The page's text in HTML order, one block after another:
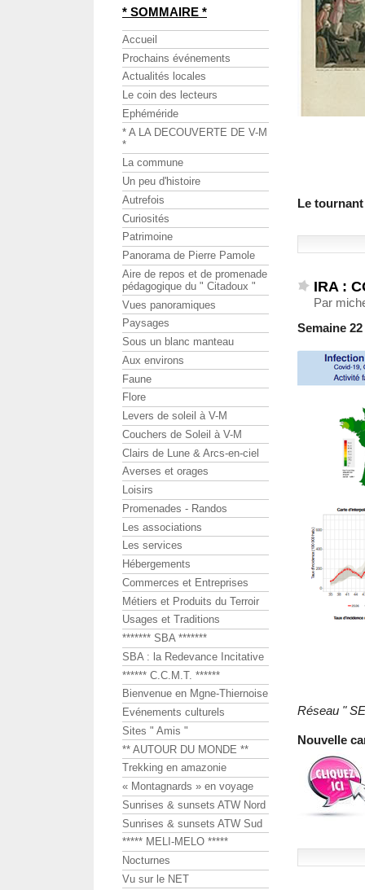
Le
IRA :
Par
Semaine 22
Réseau "
Nouvelle
* SOMMAIRE *
Accueil
Prochains événements
Actualités locales
Le coin des lecteurs
Ephéméride
* A LA DECOUVERTE DE V-M
*
La commune
Un peu d'histoire
Autrefois
Curiosités
Patrimoine
Panorama de Pierre Pamole
Aire de repos et de promenade
pédagogique du " Citadoux "
Vues panoramiques
Paysages
Sous un blanc manteau
Aux environs
Faune
Flore
Levers de soleil à V-M
Couchers de Soleil à V-M
Clairs de Lune & Arcs-en-ciel
Averses et orages
Loisirs
Promenades - Randos
Les associations
Les services
Hébergements
Commerces et Entreprises
Métiers et Produits du Terroir
Usages et Traditions
******* SBA *******
SBA : la Redevance Incitative
****** C.C.M.T. ******
Bienvenue en Mgne-Thiernoise
Evénements culturels
Sites " Amis "
** AUTOUR DU MONDE **
Trekking en amazonie
« Montagnards » en voyage
Sunrises & sunsets ATW Nord
Sunrises & sunsets ATW Sud
***** MELI-MELO *****
Nocturnes
Vu sur le NET